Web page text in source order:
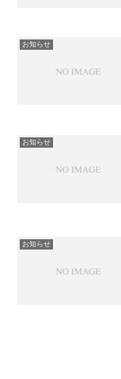
お知らせ
お知らせ
お知らせ